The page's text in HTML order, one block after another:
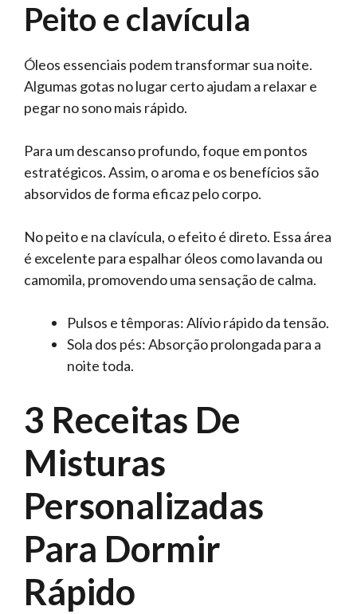
Peito e clavícula
Óleos essenciais podem transformar sua noite.
Algumas gotas no lugar certo ajudam a relaxar e
pegar no sono mais rápido.
Para um descanso profundo, foque em pontos
estratégicos. Assim, o aroma e os benefícios são
absorvidos de forma eficaz pelo corpo.
No peito e na clavícula, o efeito é direto. Essa área
é excelente para espalhar óleos como lavanda ou
camomila, promovendo uma sensação de calma.
Pulsos e têmporas: Alívio rápido da tensão.
Sola dos pés: Absorção prolongada para a
noite toda.
3 Receitas De
Misturas
Personalizadas
Para Dormir
Rápido